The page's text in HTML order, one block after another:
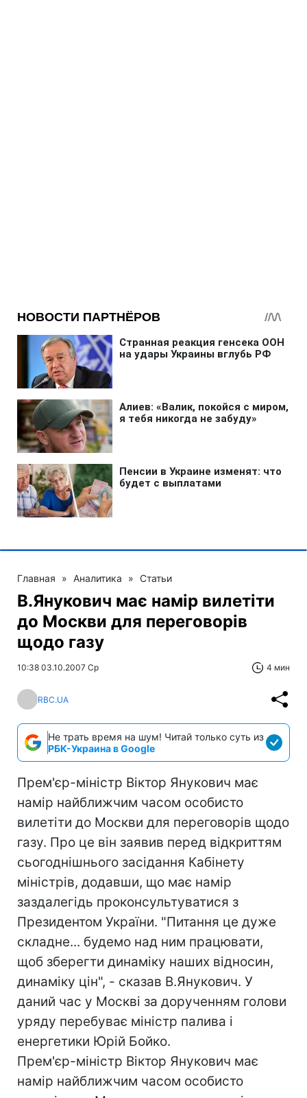
Главная » Аналитика » Статьи
В.Янукович має намір вилетіти
до Москви для переговорів
щодо газу
10:38 03.10.2007 Ср 4 мин
RBC.UA
Не трать время на шум! Читай только суть из
РБК-Украина в Google
Прем'єр-міністр Віктор Янукович має
намір найближчим часом особисто
вилетіти до Москви для переговорів щодо
газу. Про це він заявив перед відкриттям
сьогоднішнього засідання Кабінету
міністрів, додавши, що має намір
заздалегідь проконсультуватися з
Президентом України. "Питання це дуже
складне... будемо над ним працювати,
щоб зберегти динаміку наших відносин,
динаміку цін", - сказав В.Янукович. У
даний час у Москві за дорученням голови
уряду перебуває міністр палива і
енергетики Юрій Бойко.
Прем'єр-міністр Віктор Янукович має
намір найближчим часом особисто